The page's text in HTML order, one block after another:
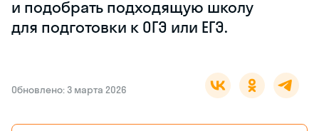
и подобрать подходящую школу
для подготовки к ОГЭ или ЕГЭ.
Обновлено: 3 марта 2026